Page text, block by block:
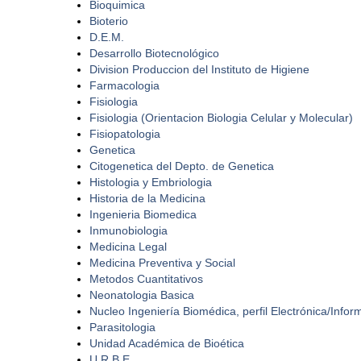
Bioquimica
Bioterio
D.E.M.
Desarrollo Biotecnológico
Division Produccion del Instituto de Higiene
Farmacologia
Fisiologia
Fisiologia (Orientacion Biologia Celular y Molecular)
Fisiopatologia
Genetica
Citogenetica del Depto. de Genetica
Histologia y Embriologia
Historia de la Medicina
Ingenieria Biomedica
Inmunobiologia
Medicina Legal
Medicina Preventiva y Social
Metodos Cuantitativos
Neonatologia Basica
Nucleo Ingeniería Biomédica, perfil Electrónica/
Parasitologia
Unidad Académica de Bioética